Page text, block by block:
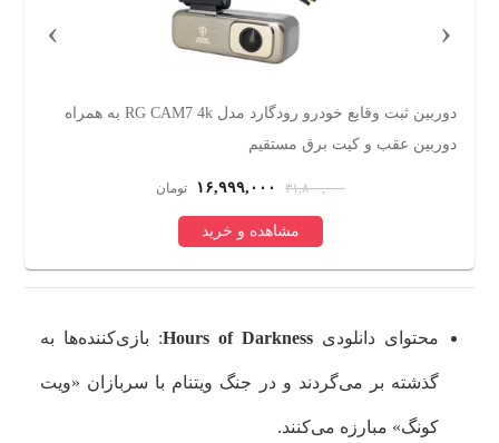
دوربین ثبت وقایع خودرو رودگارد مدل RG CAM7 4k به همراه
دوربین عقب و کیت برق مستقیم
۳۱,۸۰۰,۰۰۰ ۱۶,۹۹۹,۰۰۰ تومان
مشاهده و خرید
‹
›
محتوای دانلودی Hours of Darkness:‌ بازی‌کننده‌ها به
گذشته بر می‌گردند و در جنگ ویتنام با سربازان «ویت
کونگ» مبارزه می‌کنند.